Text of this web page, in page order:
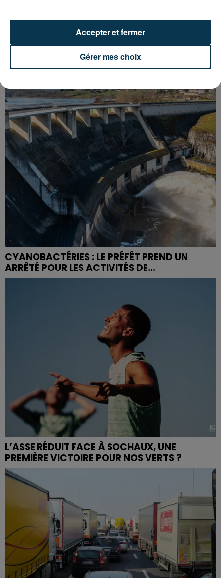
ASSE : UN COMMUNIQUÉ COMMUN POUR
CYANOBACTÉRIES : LE PRÉFÊT PREND UN
ARRÊTÉ POUR LES ACTIVITÉS DE...
L’ASSE RÉDUIT FACE À SOCHAUX, UNE
PREMIÈRE VICTOIRE POUR NOS VERTS ?
Gérer mes choix
Accepter et fermer